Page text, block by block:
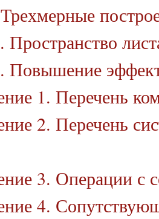
Пространство
Повышение
1. Перечень
2. Перечень
3. Операции с
4.